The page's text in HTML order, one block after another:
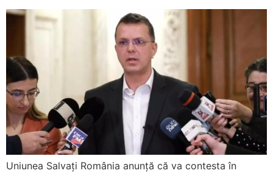
Uniunea Salvați România anunță că va contesta în